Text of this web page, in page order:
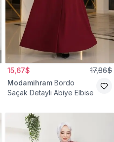
15,67$ 17,86$
Modamihram Bordo
Saçak Detaylı Abiye Elbise